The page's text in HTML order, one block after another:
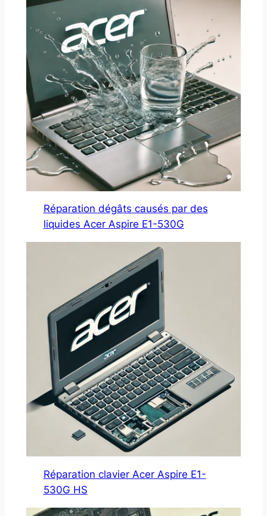
Réparation dégâts causés par des
liquides Acer Aspire E1-530G
Réparation clavier Acer Aspire E1-
530G HS